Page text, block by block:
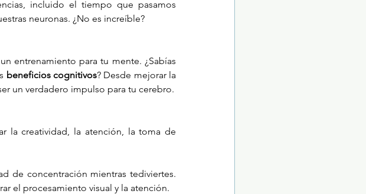
incluido el tiempo que pasamos
neuronas. ¿No es increíble?
entrenamiento para tu mente. ¿Sabías
beneficios cognitivos? Desde mejorar la
un verdadero impulso para tu cerebro.
la creatividad, la atención, la toma de
de concentración mientras tediviertes.
el procesamiento visual y la atención.